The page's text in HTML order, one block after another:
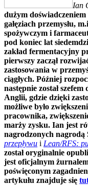
Ian
dużym
gałęziach przemysłu,
spożywczym i
pod koniec lat
zakład fermentacyjny
pierwszy zaczął
zastosowania w
ciągłych. Później
następnie został
Anglii, gdzie dzięki
możliwe było
pracownika,
marży zysku. Ian jest
nagrodzonych nagrodą
przepływu i Lean/RFS:
został oryginalnie
jest oficjalnym
poświęconym
artykułu znajduje się